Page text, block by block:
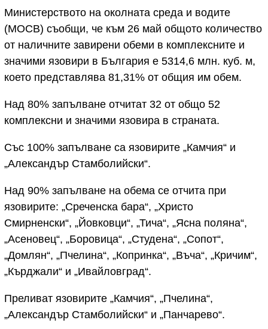
Министерството на околната среда и водите
(МОСВ) съобщи, че към 26 май общото количество
от наличните завирени обеми в комплексните и
значими язовири в България е 5314,6 млн. куб. м,
което представлява 81,31% от общия им обем.
Над 80% запълване отчитат 32 от общо 52
комплексни и значими язовира в страната.
Със 100% запълване са язовирите „Камчия“ и
„Александър Стамболийски“.
Над 90% запълване на обема се отчита при
язовирите: „Среченска бара“, „Христо
Смирненски“, „Йовковци“, „Тича“, „Ясна поляна“,
„Асеновец“, „Боровица“, „Студена“, „Сопот“,
„Домлян“, „Пчелина“, „Копринка“, „Въча“, „Кричим“,
„Кърджали“ и „Ивайловград“.
Преливат язовирите „Камчия“, „Пчелина“,
„Александър Стамболийски“ и „Панчарево“.